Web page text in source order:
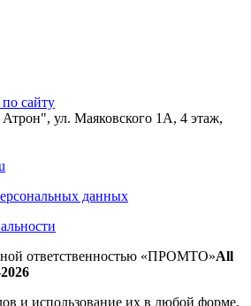
сайту
ул. Маяковского 1А, 4 этаж,
данных
ответственностью «ПРОМТО»All
и использование их в любой форме,